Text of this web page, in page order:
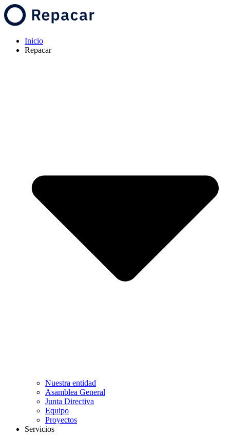
Inicio
Repacar
Nuestra entidad
Asamblea General
Junta Directiva
Equipo
Proyectos
Servicios